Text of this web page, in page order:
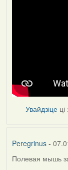
Увайдзіце ці
Peregrinus-
Полевая мышь